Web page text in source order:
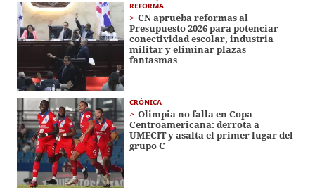
REFORMA
CN aprueba reformas al
Presupuesto 2026 para potenciar
conectividad escolar, industria
militar y eliminar plazas
fantasmas
CRÓNICA
Olimpia no falla en Copa
Centroamericana: derrota a
UMECIT y asalta el primer lugar del
grupo C